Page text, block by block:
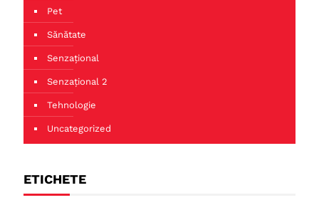
Pet
Sănătate
Senzațional
Senzațional 2
Tehnologie
Uncategorized
ETICHETE